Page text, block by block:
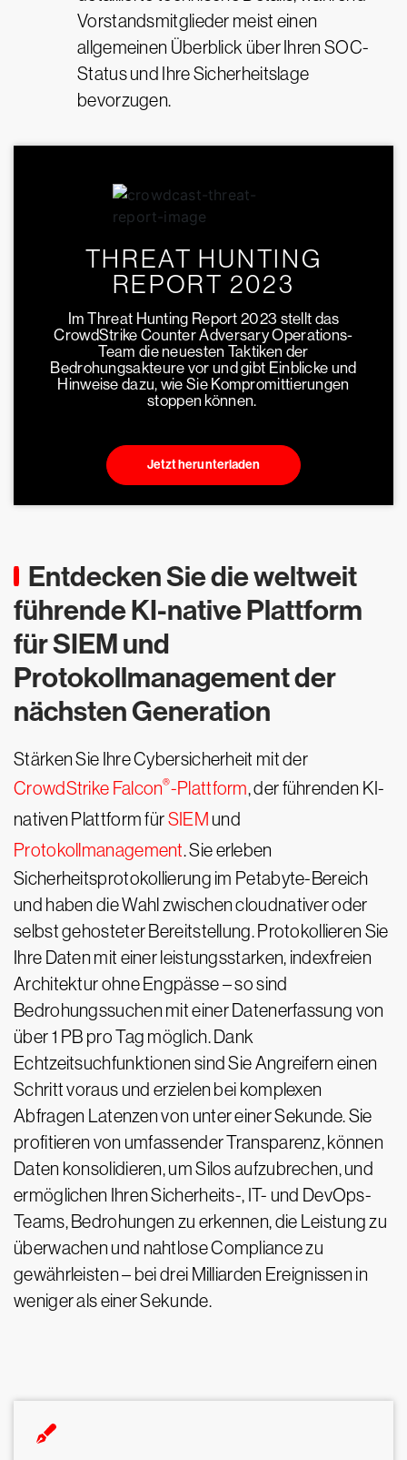
Vorstandsmitglieder meist einen
allgemeinen Überblick über Ihren SOC-
Status und Ihre Sicherheitslage
bevorzugen.
THREAT HUNTING
REPORT 2023
Im Threat Hunting Report 2023 stellt das
CrowdStrike Counter Adversary Operations-
Team die neuesten Taktiken der
Bedrohungsakteure vor und gibt Einblicke und
Hinweise dazu, wie Sie Kompromittierungen
stoppen können.
Jetzt herunterladen
Entdecken Sie die weltweit
führende KI-native Plattform
für SIEM und
Protokollmanagement der
nächsten Generation
Stärken Sie Ihre Cybersicherheit mit der
CrowdStrike Falcon®-Plattform, der führenden KI-
nativen Plattform fürSIEM und
Protokollmanagement. Sie erleben
Sicherheitsprotokollierung im Petabyte-Bereich
und haben die Wahl zwischen cloudnativer oder
selbst gehosteter Bereitstellung. Protokollieren Sie
Ihre Daten mit einer leistungsstarken, indexfreien
Architektur ohne Engpässe – so sind
Bedrohungssuchen mit einer Datenerfassung von
über 1 PB pro Tag möglich. Dank
Echtzeitsuchfunktionen sind Sie Angreifern einen
Schritt voraus und erzielen bei komplexen
Abfragen Latenzen von unter einer Sekunde. Sie
profitieren von umfassender Transparenz, können
Daten konsolidieren, um Silos aufzubrechen, und
ermöglichen Ihren Sicherheits-, IT- und DevOps-
Teams, Bedrohungen zu erkennen, die Leistung zu
überwachen und nahtlose Compliance zu
gewährleisten – bei drei Milliarden Ereignissen in
weniger als einer Sekunde.